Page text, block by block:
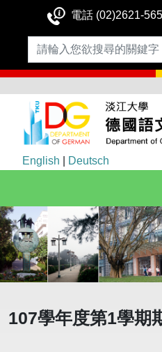
電話 (02)2621-
English Deutsch
107學年度第1學期